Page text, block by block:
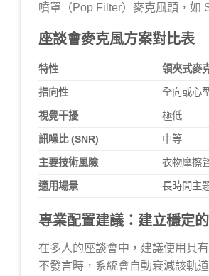
噴罩（Pop Filter）麥克風頭，如
座談會麥克風方案對比表
特性 領夾式麥
指向性 全向或心
視覺干擾 極低
訊噪比 (SNR) 中等
主要技術風險 衣物摩擦
適用場景 長時間主
專業配置建議：建立穩定
在多人的座談會中，建議使用具
不發言時，系統會自動衰減該軌